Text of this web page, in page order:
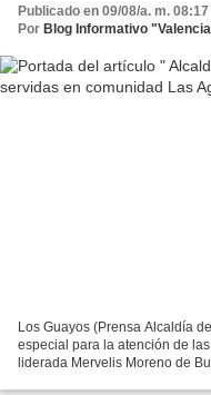
Publicado en 09/08/a. m. 08:17
Por Blog Informativo
Los Guayos (Prensa Alcaldía
especial para la atención de
liderada Mervelis Moreno de